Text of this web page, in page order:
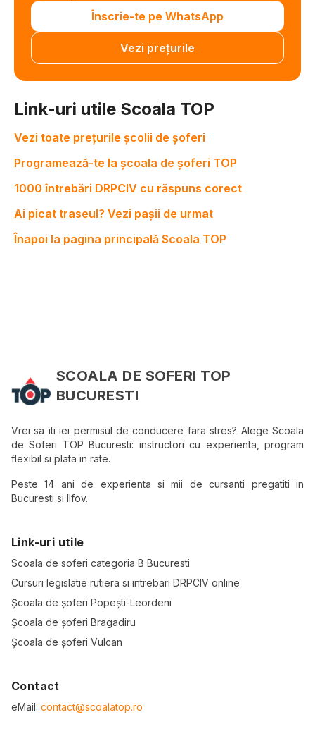
Înscrie-te pe WhatsApp
Vezi prețurile
Link-uri utile Scoala TOP
Vezi toate prețurile școlii de șoferi
Programează-te la școala de șoferi TOP
1000 întrebări DRPCIV cu răspuns corect
Ai picat traseul? Vezi pașii de urmat
Înapoi la pagina principală Scoala TOP
SCOALA DE SOFERI TOP
BUCURESTI
Vrei sa iti iei permisul de conducere fara stres? Alege Scoala
de Soferi TOP Bucuresti: instructori cu experienta, program
flexibil si plata in rate.
Peste 14 ani de experienta si mii de cursanti pregatiti in
Bucuresti si Ilfov.
Link-uri utile
Scoala de soferi categoria B Bucuresti
Cursuri legislatie rutiera si intrebari DRPCIV online
Școala de șoferi Popești-Leordeni
Școala de șoferi Bragadiru
Școala de șoferi Vulcan
Contact
eMail: contact@scoalatop.ro